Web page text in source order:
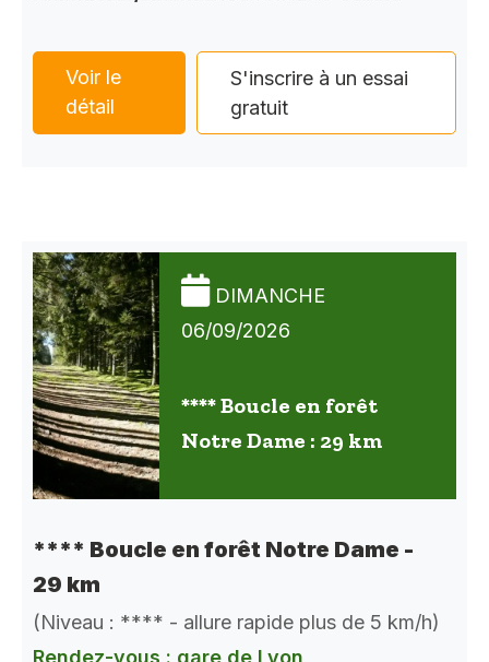
Voir le
détail
S'inscrire à un essai
gratuit
DIMANCHE
06/09/2026
**** Boucle en forêt
Notre Dame : 29 km
**** Boucle en forêt Notre Dame -
29 km
(Niveau : **** - allure rapide plus de 5 km/h)